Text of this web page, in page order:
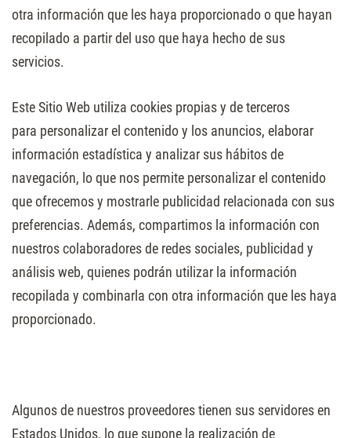
otra información que les haya proporcionado o que hayan
recopilado a partir del uso que haya hecho de sus
servicios.
Este Sitio Web utiliza cookies propias y de terceros
para personalizar el contenido y los anuncios, elaborar
información estadística y analizar sus hábitos de
navegación, lo que nos permite personalizar el contenido
que ofrecemos y mostrarle publicidad relacionada con sus
preferencias. Además, compartimos la información con
nuestros colaboradores de redes sociales, publicidad y
análisis web, quienes podrán utilizar la información
recopilada y combinarla con otra información que les haya
proporcionado.
Algunos de nuestros proveedores tienen sus servidores en
Estados Unidos, lo que supone la realización de